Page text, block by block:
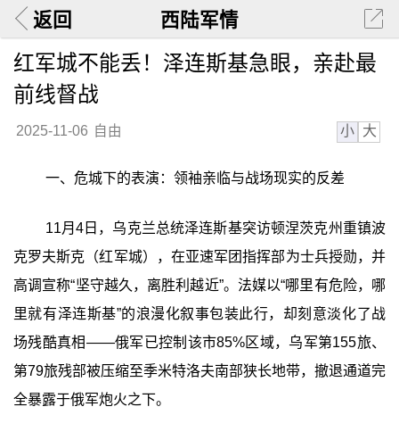
返回 西陆军情
红军城不能丢！泽连斯基急眼，亲赴最
前线督战
2025-11-06 自由 小 大
一、危城下的表演：领袖亲临与战场现实的反差
11月4日，乌克兰总统泽连斯基突访顿涅茨克州重镇波
克罗夫斯克（红军城），在亚速军团指挥部为士兵授勋，并
高调宣称“坚守越久，离胜利越近”。法媒以“哪里有危险，哪
里就有泽连斯基”的浪漫化叙事包装此行，却刻意淡化了战
场残酷真相——俄军已控制该市85%区域，乌军第155旅、
第79旅残部被压缩至季米特洛夫南部狭长地带，撤退通道完
全暴露于俄军炮火之下。